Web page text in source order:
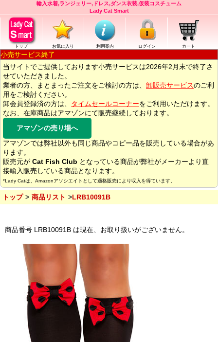
輸入水着,ランジェリー,ドレス,ダンス衣装,仮装コスチューム
Lady Cat Smart
トップ お気に入り 利用案内 ログイン カート
小売サービス終了
当サイトでご提供しております小売サービスは2026年2月末で終了さ
せていただきました。
業者の方、まとまったご注文をご検討の方は、 卸販売サービスのご利
用をご検討ください。
卸会員登録済の方は、
タイムセールコーナーをご利用いただけます。
なお、在庫商品はアマゾンにて販売継続しております。
アマゾンの売り場へ
アマゾンでは弊社以外も同じ商品やコピー品を販売している場合があ
ります。
販売元が Cat Fish Club となっている商品が弊社がメーカーより直
接輸入販売している商品となります。
*Lady Catは、Amazonアソシエイトとして適格販売により収入を得ています。
トップ 商品リスト LRB10091B
商品番号 LRB10091B は現在、お取り扱いがございません。